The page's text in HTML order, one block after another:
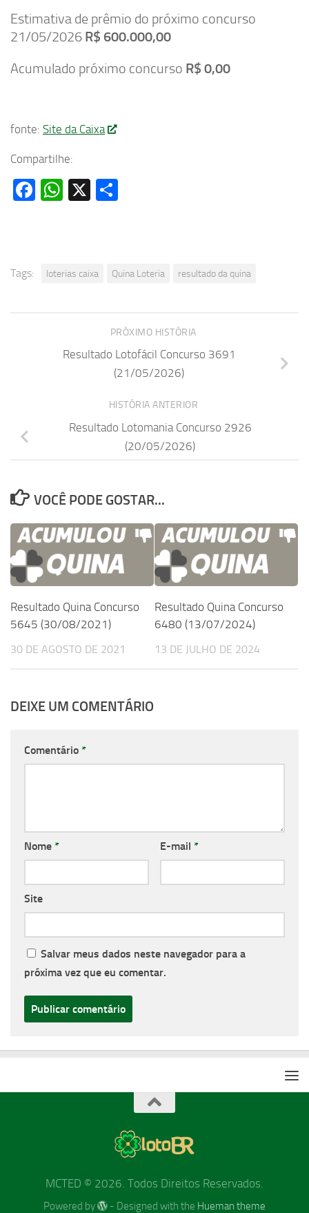
Estimativa de prêmio do próximo concurso
21/05/2026 R$ 600.000,00
Acumulado próximo concurso R$ 0,00
fonte: Site da Caixa
Compartilhe:
Facebook
WhatsApp
X
Tags: loterias caixa Quina Loteria resultado da quina
PRÓXIMO HISTÓRIA
Resultado Lotofácil Concurso 3691
(21/05/2026)
HISTÓRIA ANTERIOR
Resultado Lotomania Concurso 2926
(20/05/2026)
VOCÊ PODE GOSTAR...
Resultado Quina Concurso
5645 (30/08/2021)
30 DE AGOSTO DE 2021
Resultado Quina Concurso
6480 (13/07/2024)
13 DE JULHO DE 2024
DEIXE UM COMENTÁRIO
Comentário *
Nome * E-mail *
Site
Salvar meus dados neste navegador para a
próxima vez que eu comentar.
MCTED © 2026. Todos Direitos Reservados.
Powered by - Designed with the Hueman theme